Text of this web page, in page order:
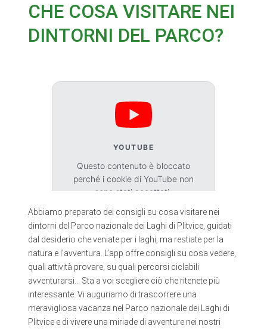
CHE COSA VISITARE NEI
DINTORNI DEL PARCO?
YOUTUBE
Questo contenuto è bloccato
perché i cookie di YouTube non
sono stati accettati.
Accetta i cookie
Abbiamo preparato dei consigli su cosa visitare nei
dintorni del Parco nazionale dei Laghi di Plitvice, guidati
dal desiderio che veniate per i laghi, ma restiate per la
natura e l’avventura. L’app offre consigli su cosa vedere,
quali attività provare, su quali percorsi ciclabili
avventurarsi… Sta a voi scegliere ciò che ritenete più
interessante. Vi auguriamo di trascorrere una
meravigliosa vacanza nel Parco nazionale dei Laghi di
Plitvice e di vivere una miriade di avventure nei nostri